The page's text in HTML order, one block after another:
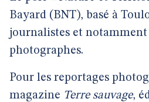
Bayard (BNT), basé à
journalistes et notamment
photographes.
Pour les reportages
magazine Terre sauvage,